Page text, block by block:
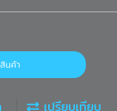
นค้า
เปรียบเทียบ